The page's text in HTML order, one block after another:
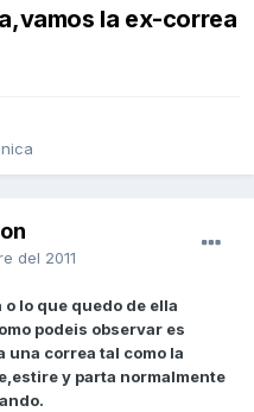
la ex-correa
del 2011
lo que quedo de ella
podeis observar es
una correa tal como la
y parta normalmente